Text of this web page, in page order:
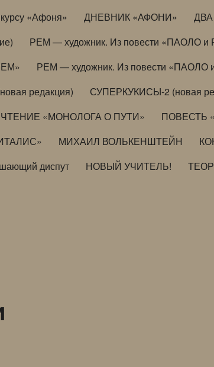
«Афоня» ДНЕВНИК «АФОНИ»
РЕМ — художник. Из повести «ПАОЛО и
РЕМ — художник. Из повести «ПАОЛО
редакция) СУПЕРКУКИСЫ-2 (новая
ЧТЕНИЕ «МОНОЛОГА О ПУТИ» ПОВЕСТЬ
МИХАИЛ ВОЛЬКЕНШТЕЙН
диспут НОВЫЙ УЧИТЕЛЬ!